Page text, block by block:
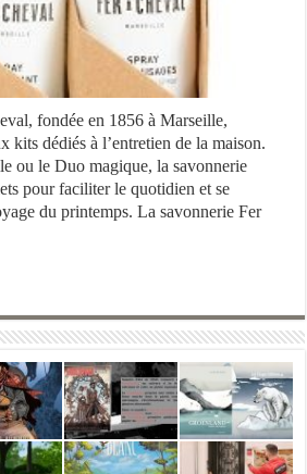
fondée en 1856 à Marseille,
kits dédiés à l’entretien de la maison.
ou le Duo magique, la savonnerie
pour faciliter le quotidien et se
du printemps. La savonnerie Fer